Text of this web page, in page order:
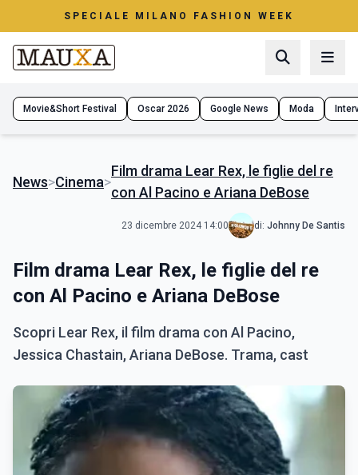
SPECIALE MILANO FASHION WEEK
Movie&Short Festival Oscar 2026 Google News Moda
News>Cinema>
Film drama Lear Rex, le figlie del re
con Al Pacino e Ariana DeBose
23 dicembre 2024 14:00 di: Johnny De Santis
Film drama Lear Rex, le figlie del re
con Al Pacino e Ariana DeBose
Scopri Lear Rex, il film drama con Al Pacino,
Jessica Chastain, Ariana DeBose. Trama, cast